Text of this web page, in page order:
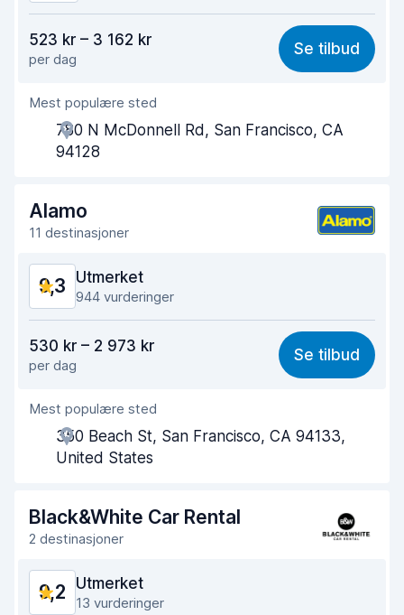
9,3
Enkel å finne 9,3
Hjelp og service
Tid brukt på henting
Bilens renslighet 9,3
Bilens tilstand
523 kr – 3 162 kr
per dag
Se tilbud
Mest populære sted
780 N McDonnell Rd, San Francisco, CA
94128
Alamo
11 destinasjoner
9,3 Utmerket
944 vurderinger
9,1
Enkel å finne 9,4
Hjelp og service
Tid brukt på henting
Bilens renslighet 9,3
Bilens tilstand
530 kr – 2 973 kr
per dag
Se tilbud
Mest populære sted
350 Beach St, San Francisco, CA 94133,
United States
Black&White Car Rental
2 destinasjoner
9,2 Utmerket
13 vurderinger